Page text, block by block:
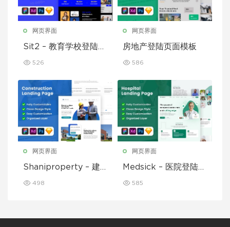
网页界面
Sit2 – 教育学校登陆页
526
网页界面
房地产登陆页面模板
586
网页界面
Shaniproperty – 建
498
网页界面
Medsick – 医院登陆页
585